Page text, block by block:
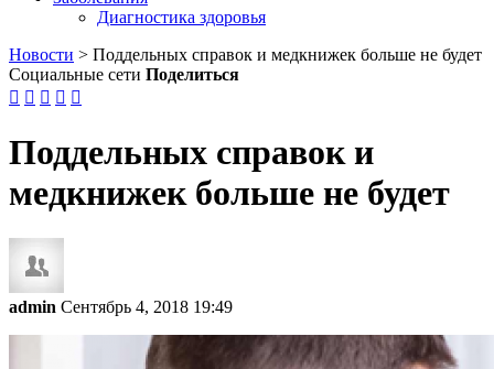
Диагностика здоровья
Новости > Поддельных справок и медкнижек больше не будет
Социальные сети Поделиться
    
Поддельных справок и
медкнижек больше не будет
admin Сентябрь 4, 2018 19:49